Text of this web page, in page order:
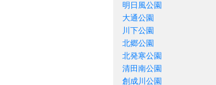
明日風公園
大通公園
川下公園
北郷公園
北発寒公園
清田南公園
創成川公園